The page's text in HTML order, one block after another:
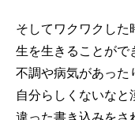
そしてワクワクした
生を生きることがで
不調や病気があった
自分らしくないな
違った書き込みをさ